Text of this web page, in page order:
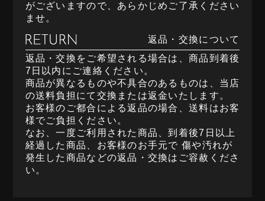
がございますので、あらかじめご了承ください
ませ。
返品・交換について
返品・交換をご希望される場合は、商品到着後
7日以内にご連絡ください。
商品が異なるものや不具合のあるものは、当店
の送料負担にて交換または返金いたします。
お客様のご都合による返品の場合、送料はお客
様でご負担ください。
なお、一度ご利用された商品、到着後7日以上
経過した商品、お客様のお手元で 傷や汚れが
発生した商品などの返品・交換はご容赦くださ
い。